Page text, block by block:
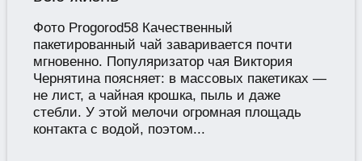
Фото Progorod58 Качественный
пакетированный чай заваривается почти
мгновенно. Популяризатор чая Виктория
Чернятина поясняет: в массовых пакетиках —
не лист, а чайная крошка, пыль и даже
стебли. У этой мелочи огромная площадь
контакта с водой, поэтом...